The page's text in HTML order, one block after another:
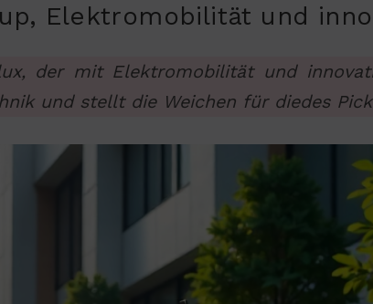
Elektromobilität und
der mit Elektromobilität und
und stellt die Weichen für diedes